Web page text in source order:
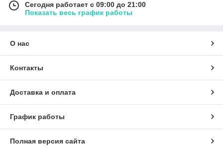
Сегодня работает с 09:00 до 21:00
Показать весь график работы
О нас
Контакты
Доставка и оплата
График работы
Полная версия сайта